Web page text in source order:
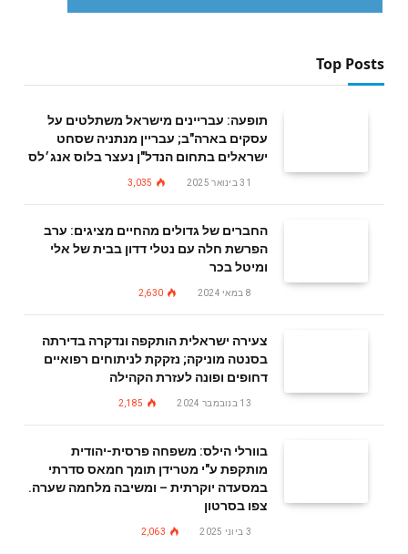
Top Posts
תופעה: עבריינים מישראל משתלטים על
עסקים בארה"ב; עבריין מנתניה שסחט
ישראלים בתחום הנדל"ן נעצר בלוס אנג׳לס
31 בינואר 2025 3,035
החברים של גדולים מהחיים מציגים: ערב
הפרשת חלה עם נטלי דדון בבית של אלי
ומיטל בכר
8 במאי 2024 2,630
צעירה ישראלית הותקפה ונדקרה בדירתה
בסנטה מוניקה; נזקקת לניתוחים רפואיים
דחופים ופונה לעזרת הקהילה
13 בנובמבר 2024 2,185
בוורלי הילס: משפחה פרסית-יהודית
מותקפת ע"י מטרידן תומך חמאס סדרתי
במסעדה יוקרתית – ומשיבה מלחמה שערה.
צפו בסרטון
3 ביוני 2025 2,063